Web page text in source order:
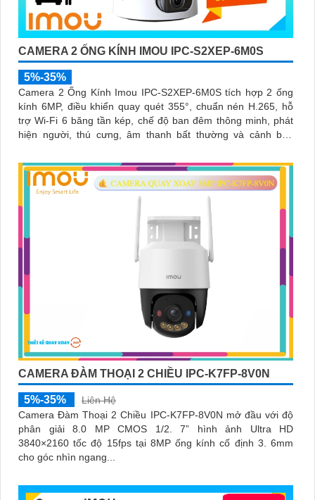
CAMERA 2 ỐNG KÍNH IMOU IPC-S2XEP-6M0S
5%-35%
Camera 2 Ống Kính Imou IPC-S2XEP-6M0S tích hợp 2 ống
kính 6MP, điều khiển quay quét 355°, chuẩn nén H.265, hỗ
trợ Wi-Fi 6 băng tần kép, chế độ ban đêm thông minh, phát
hiện người, thú cưng, âm thanh bất thường và cảnh báo
CAMERA ĐÀM THOẠI 2 CHIỀU IPC-K7FP-8V0N
5%-35%
Liên Hệ
Camera Đàm Thoại 2 Chiều IPC-K7FP-8V0N mở đầu với độ
phân giải 8.0 MP CMOS 1/2. 7” hình ảnh Ultra HD
3840×2160 tốc độ 15fps tại 8MP ống kính cố định 3. 6mm
cho góc nhìn ngang...